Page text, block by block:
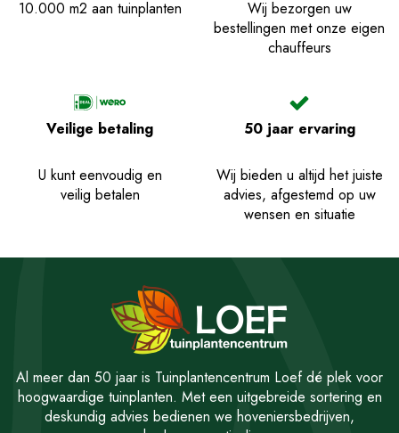
10.000 m2 aan tuinplanten
Wij bezorgen uw
bestellingen met onze eigen
chauffeurs
Veilige betaling
U kunt eenvoudig en
veilig betalen
50 jaar ervaring
Wij bieden u altijd het juiste
advies, afgestemd op uw
wensen en situatie
Al meer dan 50 jaar is Tuinplantencentrum Loef dé plek voor
hoogwaardige tuinplanten. Met een uitgebreide sortering en
deskundig advies bedienen we hoveniersbedrijven,